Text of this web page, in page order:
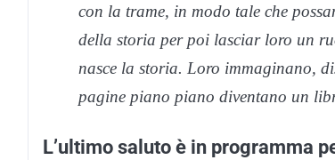
con la trame, in modo tale che
della storia per poi lasciar loro un
nasce la storia. Loro immaginano,
pagine piano piano diventano un
L’ultimo saluto è in programma